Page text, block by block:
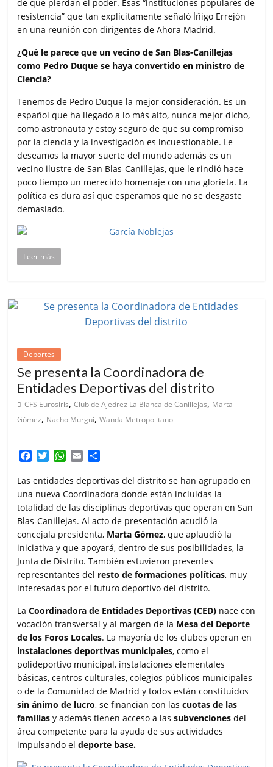
de que pierdan el poder. Esas “instituciones populares de
resistencia” que tan explícitamente señaló Íñigo Errejón
en una reunión con dirigentes de Ahora Madrid.
¿Qué le parece que un vecino de San Blas-Canillejas
como Pedro Duque se haya convertido en ministro de
Ciencia?
Tenemos de Pedro Duque la mejor consideración. Es un
español que ha llegado a lo más alto, nunca mejor dicho,
como astronauta y estoy seguro de que su compromiso
por la ciencia y la investigación es incuestionable. Le
deseamos la mayor suerte del mundo además es un
vecino ilustre de San Blas-Canillejas, que le rindió hace
poco tiempo un merecido homenaje con una glorieta. La
política es dura así que esperamos que no se desgaste
demasiado.
Leer más
Deportes
Se presenta la Coordinadora de
Entidades Deportivas del distrito
CFS Eurosiris,Club de Ajedrez La Blanca de Canillejas, Marta
Gómez, Nacho Murgui,Wanda Metropolitano
c
e
b
o
k
i
t
t
e
r
W
a
t
s
A
p
p
a
i
l
m
p
a
r
i
r
Las entidades deportivas del distrito se han agrupado en
una nueva Coordinadora donde están incluidas la
totalidad de las disciplinas deportivas que operan en San
Blas-Canillejas. Al acto de presentación acudió la
concejala presidenta, Marta Gómez, que aplaudió la
iniciativa y que apoyará, dentro de sus posibilidades, la
Junta de Distrito. También estuvieron presentes
representantes del resto de formaciones políticas, muy
interesadas por el futuro deportivo del distrito.
LaCoordinadora de Entidades Deportivas (CED) nace con
vocación transversal y al margen de la Mesa del Deporte
de los Foros Locales. La mayoría de los clubes operan en
instalaciones deportivas municipales, como el
polideportivo municipal, instalaciones elementales
básicas, centros culturales, colegios públicos municipales
o de la Comunidad de Madrid y todos están constituidos
sin ánimo de lucro, se financian con lascuotas de las
familias y además tienen acceso a lassubvencionesdel
área competente para la ayuda de sus actividades
impulsando eldeporte base.